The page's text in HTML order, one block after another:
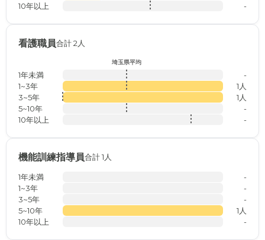
10年以上
-
看護職員合計 2人
埼玉県平均
1年未満
-
1~3年
1人
3~5年
1人
5~10年
-
10年以上
-
機能訓練指導員合計 1人
1年未満
-
1~3年
-
3~5年
-
5~10年
1人
10年以上
-